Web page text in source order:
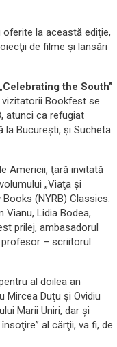
oferite la această ediţie,
de filme şi lansări
the South”
vizitatorii Bookfest se
atunci ca refugiat
la Bucureşti, şi Sucheta
Americii, ţară invitată
„Viaţa şi
(NYRB) Classics.
Vianu, Lidia Bodea,
prilej, ambasadorul
profesor – scriitorul
al doilea an
Duţu şi Ovidiu
Marii Uniri, dar şi
al cărţii, va fi, de